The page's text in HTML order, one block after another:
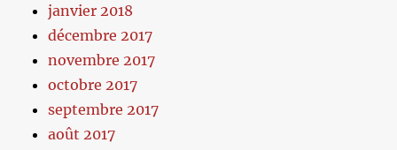
janvier 2018
décembre 2017
novembre 2017
octobre 2017
septembre 2017
août 2017